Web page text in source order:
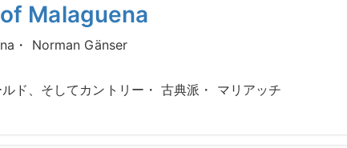
Malaguena
・ Norman Gänser
ド、そしてカントリー・ 古典派・ マリアッチ